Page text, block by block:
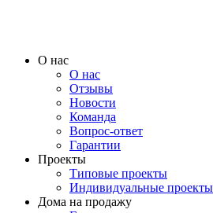
О нас
О нас
Отзывы
Новости
Команда
Вопрос-ответ
Гарантии
Проекты
Типовые проекты
Индивидуальные проекты
Дома на продажу